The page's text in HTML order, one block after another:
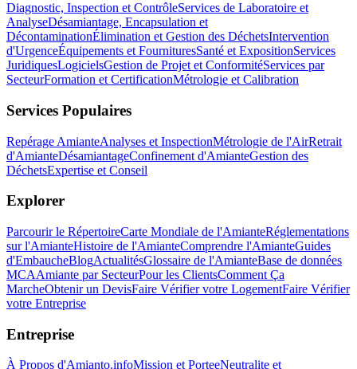
Diagnostic, Inspection et ContrôleServices de Laboratoire et
AnalyseDésamiantage, Encapsulation et
DécontaminationÉlimination et Gestion des DéchetsIntervention
d'UrgenceÉquipements et FournituresSanté et ExpositionServices
JuridiquesLogicielsGestion de Projet et ConformitéServices par
SecteurFormation et CertificationMétrologie et Calibration
Services Populaires
Repérage AmianteAnalyses et InspectionMétrologie de l'AirRetrait
d'AmianteDésamiantageConfinement d'AmianteGestion des
DéchetsExpertise et Conseil
Explorer
Parcourir le RépertoireCarte Mondiale de l'AmianteRéglementations
sur l'AmianteHistoire de l'AmianteComprendre l'AmianteGuides
d'EmbaucheBlogActualitésGlossaire de l'AmianteBase de données
MCAAmiante par SecteurPour les ClientsComment Ça
MarcheObtenir un DevisFaire Vérifier votre LogementFaire Vérifier
votre Entreprise
Entreprise
À Propos d'Amianto.infoMission et PorteeNeutralite et